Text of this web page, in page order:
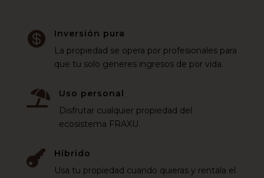

Inversión pura
La propiedad se opera por profesionales para
que tu solo generes ingresos de por vida.

Uso personal
Disfrutar cualquier propiedad del
ecosistema FRAXU.

Híbrido
Usa tu propiedad cuando quieras y rentala el